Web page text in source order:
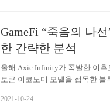
GameFi “죽음의 나
한 간략한 분석
올해 Axie Infinity가 폭발한 이후
토큰 이코노미 모델을 접목한 블
정을 더욱 재미있게 만들 수 있다
2021-10-24